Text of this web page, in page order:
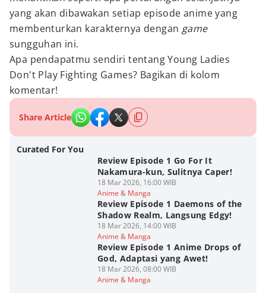
yang akan dibawakan setiap episode anime yang
membenturkan karakternya dengan game
sungguhan ini.
Apa pendapatmu sendiri tentang Young Ladies
Don't Play Fighting Games? Bagikan di kolom
komentar!
Share Article
Curated For You
Review Episode 1 Go For It
Nakamura-kun, Sulitnya Caper!
18 Mar 2026, 16:00 WIB
Anime & Manga
Review Episode 1 Daemons of the
Shadow Realm, Langsung Edgy!
18 Mar 2026, 14:00 WIB
Anime & Manga
Review Episode 1 Anime Drops of
God, Adaptasi yang Awet!
18 Mar 2026, 08:00 WIB
Anime & Manga